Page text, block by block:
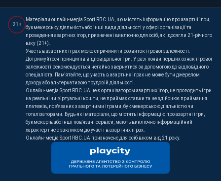
21+
Матеріали онлайн-медіа Sport RBC.UA, що містять інформацію про азартні ігри,
букмекерську діяльність або інші види діяльності у сфері організації та
проведення азартних ігор, призначені виключно для осіб, які досягли 21-річного
віку (21+).
Участь в азартних іграх може спричинити розвиток ігрової залежності.
Дотримуйтеся принципів відповідальної гри. У разі появи перших ознак ігрової
залежності рекомендується негайно звернутися за допомогою до відповідного
спеціаліста. Пам'ятайте, що участь в азартних іграх не може бути джерелом
доходу або альтернативою трудовій діяльності.
Онлайн-медіа Sport RBC.UA не є організатором азартних ігор, не проводить ігри
на реальні чи віртуальні кошти, не приймає ставки та не здійснює приймання
платежів, пов'язаних з азартними іграми, букмекерською діяльністю чи
тоталізаторами. Будь-які матеріали, що містять інформацію про азартні ігри,
букмекерів або інші пов'язані сервіси, мають виключно інформаційний
характер і не є закликом до участі в азартних іграх.
Онлайн-медіа Sport RBC.UA призначене для осіб віком від 21 року.